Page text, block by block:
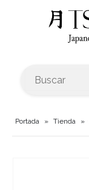
Portada » Tienda »